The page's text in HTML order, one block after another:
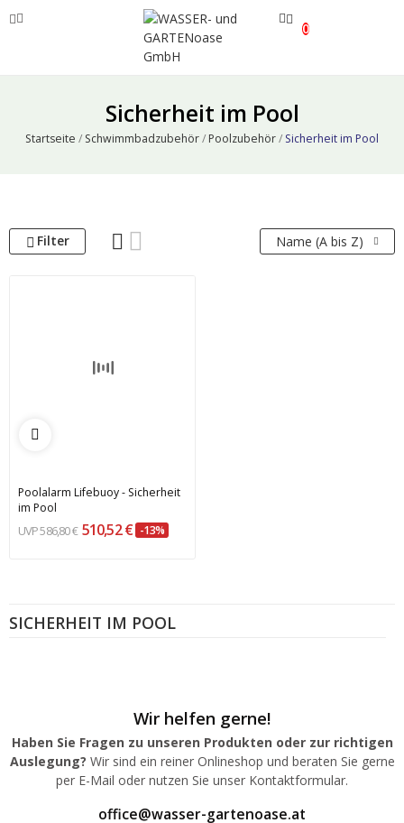
0
Sicherheit im Pool
Startseite Schwimmbadzubehör Poolzubehör Sicherheit im Pool
SICHERHEIT IM POOL
Filter Name (A bis Z)
Poolalarm Lifebuoy - Sicherheit
im Pool
586,80 € 510,52 € -13%
Wir helfen gerne!
Haben Sie Fragen zu unseren Produkten oder zur richtigen
Auslegung? Wir sind ein reiner Onlineshop und beraten Sie gerne
per E-Mail oder nutzen Sie unser Kontaktformular.
office@wasser-gartenoase.at